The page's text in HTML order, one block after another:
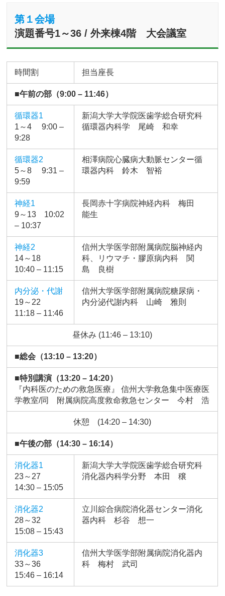
第１会場
演題番号1～36 / 外来棟4階 大会議室
時間割 担当座長
■午前の部（9:00 – 11:46）
循環器1
1～4 9:00 –
9:28
新潟大学大学院医歯学総合研究科
循環器内科学 尾崎 和幸
循環器2
5～8 9:31 –
9:59
相澤病院心臓病大動脈センター循
環器内科 鈴木 智裕
神経1
9～13 10:02
– 10:37
長岡赤十字病院神経内科 梅田
能生
神経2
14～18
10:40 – 11:15
信州大学医学部附属病院脳神経内
科、リウマチ・膠原病内科 関
島 良樹
内分泌・代謝
19～22
11:18 – 11:46
信州大学医学部附属病院糖尿病・
内分泌代謝内科 山崎 雅則
昼休み (11:46 – 13:10)
■総会（13:10 – 13:20）
■特別講演（13:20 – 14:20）
『内科医のための救急医療』 信州大学救急集中医療医
学教室/同 附属病院高度救命救急センター 今村 浩
休憩 (14:20 – 14:30)
■午後の部（14:30 – 16:14）
消化器1
23～27
14:30 – 15:05
新潟大学大学院医歯学総合研究科
消化器内科学分野 本田 穣
消化器2
28～32
15:08 – 15:43
立川綜合病院消化器センター消化
器内科 杉谷 想一
消化器3
33～36
15:46 – 16:14
信州大学医学部附属病院消化器内
科 梅村 武司